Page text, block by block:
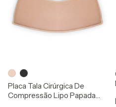
Placa Tala Cirúrgica De
Compressão Lipo Papada